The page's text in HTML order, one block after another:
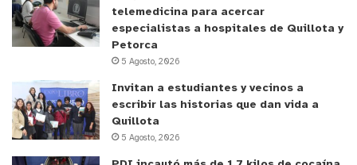
Nosotros hemos levantado catastros con nuestros
asociados y lo vamos a compartir con todos los
órganos que lo requieran con el fin de dar más
seguridad a nuestros establecimientos”.
Desde Carabineros la teniente coronel Milena
telemedicina para acercar
especialistas a hospitales de Quillota y
Petorca
5 Agosto, 2026
Invitan a estudiantes y vecinos a
escribir las historias que dan vida a
Quillota
5 Agosto, 2026